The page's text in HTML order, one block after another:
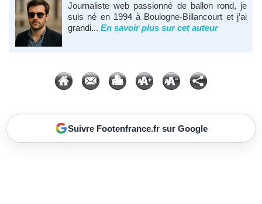
Journaliste web passionné de ballon rond, je
suis né en 1994 à Boulogne-Billancourt et j’ai
grandi... En savoir plus sur cet auteur
Suivre Footenfrance.fr sur Google